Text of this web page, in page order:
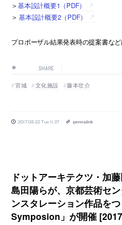
＞基本設計概要1（PDF）
＞ 基本設計概要2（PDF）
プロポーザル結果発表時の提案書な
SHARE
宮城 文化施設 藤本壮介
2017.08.22 Tue 11:37 permalink
ドットアーキテクツ・加藤
島田陽らが、京都芸術セ
ンスタレーション作品を
Symposion」が開催